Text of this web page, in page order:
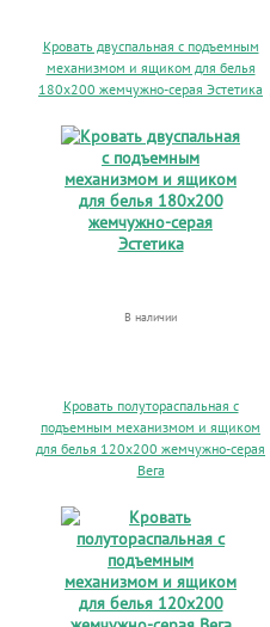
Кровать двуспальная с подъемным
механизмом и ящиком для белья
180х200 жемчужно-серая Эстетика
В наличии
Кровать полутораспальная с
подъемным механизмом и ящиком
для белья 120х200 жемчужно-серая
Вега